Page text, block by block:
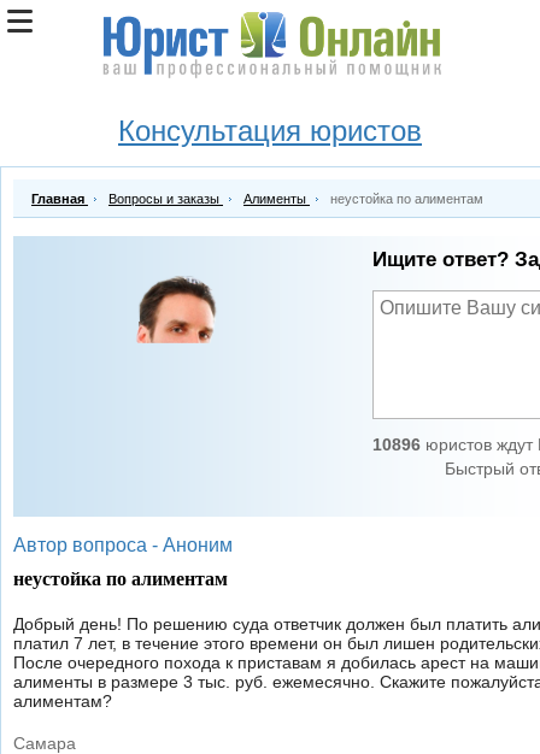
Консультация юристов
Главная Вопросы и заказы Алименты неустойка по алиментам
Ищите ответ?
10896юристов ждут
Быстрый
Автор вопроса - Аноним
неустойка по алиментам
Добрый день! По решению суда ответчик должен был платить
платил 7 лет, в течение этого времени он был лишен
После очередного похода к приставам я добилась арест на
алименты в размере 3 тыс. руб. ежемесячно. Скажите
алиментам?
Самара